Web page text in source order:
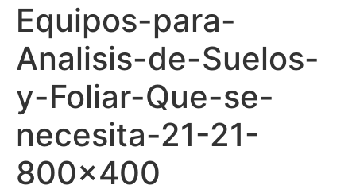
Equipos-para-
Analisis-de-Suelos-
y-Foliar-Que-se-
necesita-21-21-
800×400